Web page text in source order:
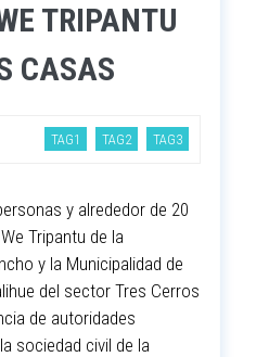
TRIPANTU
CASAS
TAG1 TAG2 TAG3
y alrededor de 20
Tripantu de la
y la Municipalidad de
del sector Tres Cerros
de autoridades
sociedad civil de la